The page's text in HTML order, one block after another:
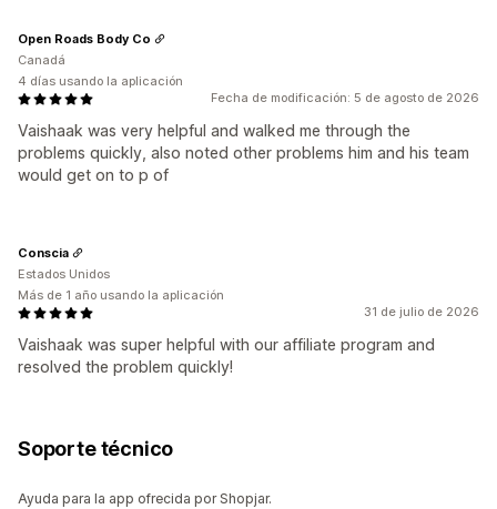
Fecha de modificación: 5 de agosto de 2026
Vaishaak was very helpful and walked me through the
problems quickly, also noted other problems him and his team
would get on to p of
Open Roads Body Co
Canadá
4 días usando la aplicación
31 de julio de 2026
Vaishaak was super helpful with our affiliate program and
resolved the problem quickly!
Conscia
Estados Unidos
Más de 1 año usando la aplicación
Soporte técnico
Ayuda para la app ofrecida por Shopjar.